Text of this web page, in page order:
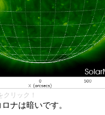
リック！
ナは暗いです。